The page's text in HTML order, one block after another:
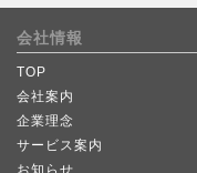
会社情報
TOP
会社案内
企業理念
サービス案内
お知らせ